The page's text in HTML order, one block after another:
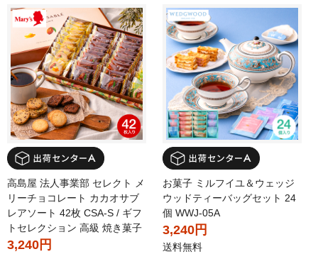
高島屋 法人事業部 セレクト メ
リーチョコレート カカオサブ
レアソート 42枚 CSA-S / ギフ
トセレクション 高級 焼き菓子
3,240円
お菓子 ミルフイユ＆ウェッジ
ウッドティーバッグセット 24
個 WWJ-05A
3,240円
送料無料